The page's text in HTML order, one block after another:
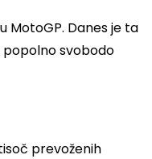
MotoGP. Danes je ta
popolno svobodo
prevoženih